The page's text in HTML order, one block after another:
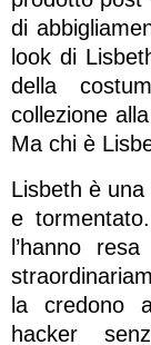
di
look di
della
collezione alla
Ma chi è
Lisbeth è
e
l’hanno
la credono
hacker